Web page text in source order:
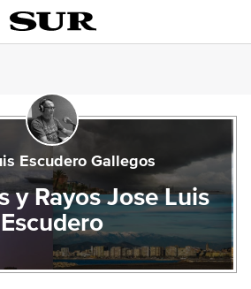
Escudero Gallegos
y Rayos Jose Luis
Escudero